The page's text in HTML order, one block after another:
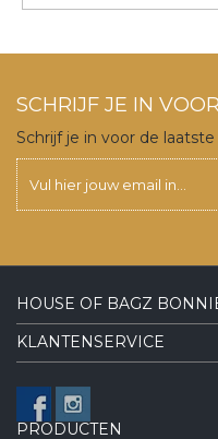
SCHRIJF JE IN
Schrijf je in voor de
HOUSE OF BAGZ
KLANTENSERVICE
PRODUCTEN